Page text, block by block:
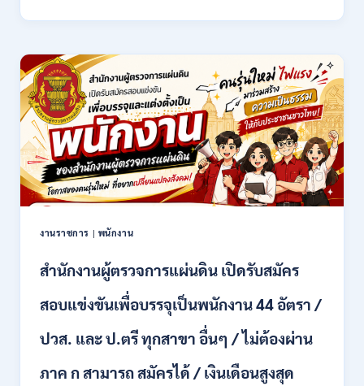
กพ.
สมัคร
17
–
21
สิงหาคม
2569
ราช
ล้าน
เชียงใหม่
เปิด
รับ
สมัคร
คัด
เลือก
บุคคล
เพื่อ
เป็น
หลาย
อัตรา
/
ป.ตรี
หลาย
+
งานราชการ | พนักงาน
สำนักงานผู้ตรวจการแผ่นดิน เปิดรับสมัคร
สอบแข่งขันเพื่อบรรจุเป็นพนักงาน 44 อัตรา /
ปวส. และ ป.ตรี ทุกสาขา อื่นๆ / ไม่ต้องผ่าน
ภาค ก สามารถ สมัครได้ / เงินเดือนสูงสุด